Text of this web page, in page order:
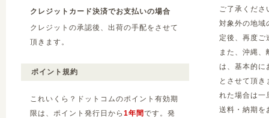
クレジットカード決済でお支払いの場合
クレジットの承認後、出荷の手配をさせて
頂きます。
ポイント規約
これいくら？ドットコムのポイント有効期
限は、ポイント発行日から 1年間です。発
ご了承くださ
対象外の地域
定後、再度ご
また、沖縄
は、基本的に
とさせて頂
れた場合は一
送料・納期を